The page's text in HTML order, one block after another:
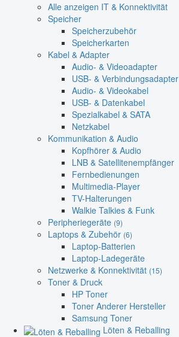
Alle anzeigen IT & Konnektivität
Speicher
Speicherzubehör
Speicherkarten
Kabel & Adapter
Audio- & Videoadapter
USB- & Verbindungsadapter
Audio- & Videokabel
USB- & Datenkabel
Spezialkabel & SATA
Netzkabel
Kommunikation & Audio
Kopfhörer & Audio
LNB & Satellitenempfänger
Fernbedienungen
Multimedia-Player
TV-Halterungen
Walkie Talkies & Funk
Peripheriegeräte (9)
Laptops & Zubehör (6)
Laptop-Batterien
Laptop-Ladegeräte
Netzwerke & Konnektivität (15)
Toner & Druck
HP Toner
Toner Anderer Hersteller
Samsung Toner
Löten & Reballing